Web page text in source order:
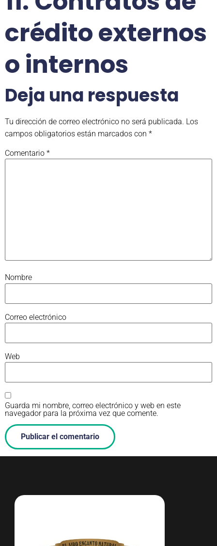
crédito externos
o internos
Deja una respuesta
Tu dirección de correo electrónico no será publicada. Los
campos obligatorios están marcados con *
Comentario *
Nombre
Correo electrónico
Web
Guarda mi nombre, correo electrónico y web en este
navegador para la próxima vez que comente.